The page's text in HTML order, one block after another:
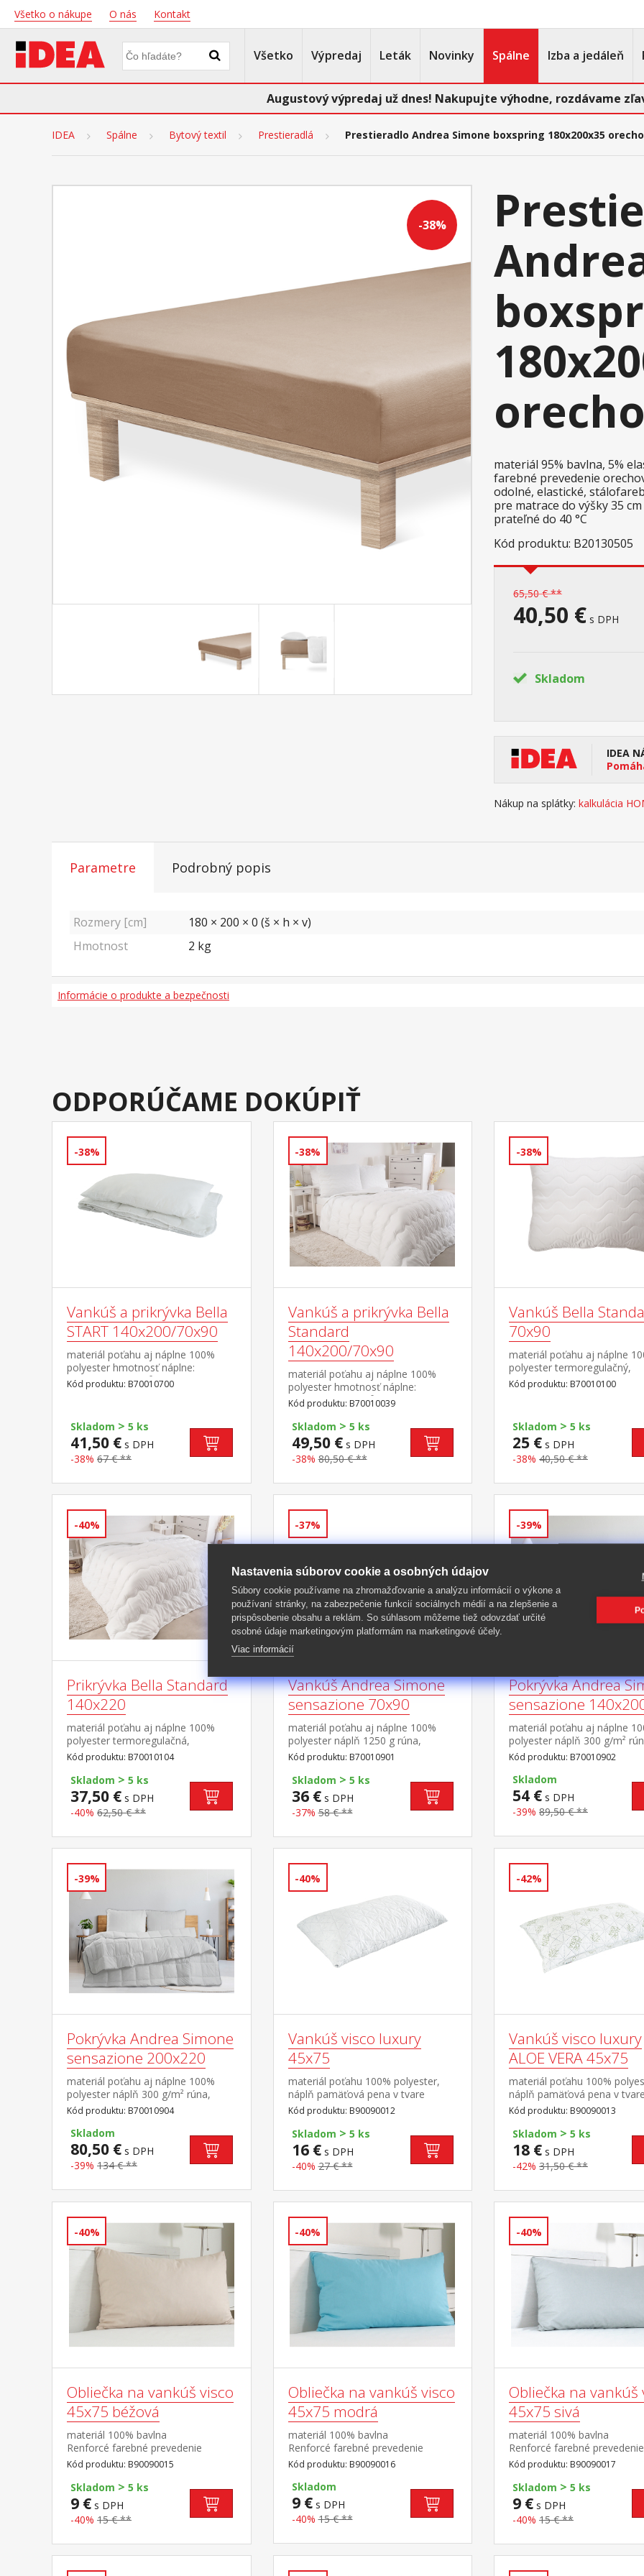
Všetko o nákupe O nás Kontakt
Všetko Výpredaj Leták Novinky Spálne Izba a jedáleň
Augustový výpredaj už dnes! Nakupujte výhodne, rozdávame
IDEA Spálne Bytový textil Prestieradlá Prestieradlo Andrea Simone boxspring 180x200x35
-38%
materiál 95% bavlna, 5%
farebné prevedenie
odolné, elastické,
pre matrace do výšky 35 cm
prateľné do 40 °C
Kód produktu: B20130505
65,50 € **
40,50 € s DPH
Skladom
IDEA
Nákup na splátky: kalkulácia
Parametre Podrobný popis
Rozmery [cm]
180 × 200 × 0 (š × h × v)
Hmotnost
2 kg
Informácie o produkte a bezpečnosti
ODPORÚČAME DOKÚPIŤ
-38%
Vankúš a prikrývka Bella
START 140x200/70x90
materiál poťahu aj náplne 100%
polyester hmotnosť náplne:
prikrývka 200 g/m², vankúš: cca 850
g rozmery: prikrývka 140 × 200 cm,
antibakteriálne, vhodné pre
alergikov prikrývka je elegantne
prešitá prateľné do 60 °C
Kód produktu: B70010700
Skladom > 5 ks
41,50 € s DPH
-38% 67 € **
-38%
Vankúš a prikrývka Bella
Standard
140x200/70x90
materiál poťahu aj náplne 100%
polyester hmotnosť náplne:
prikrývka 200 g/m², vankúš: cca
1000 g rozmery: prikrývka 140 × 200
cm, vankúš 70 × 90
cm termoregulačné, antibakteriálne,
vhodné pre alergikov prikrývka aj
vankúš sú elegantne
Kód produktu: B70010039
Skladom > 5 ks
49,50 €s DPH
-38% 80,50 € **
-38%
Vankúš Bella
70x90
materiál poťahu aj náplne
polyester termoregulačný,
antibakteriálny, vhodný pre
alergikov elegantne prešitý
Kód produktu: B70010100
Skladom > 5 ks
25 € s DPH
-38% 40,50 € **
-40%
Prikrývka Bella Standard
140x220
materiál poťahu aj náplne 100%
polyester termoregulačná,
antibakteriálna, vhodná pre
alergikov elegantne prešitá prateľná
do 60 °C
Kód produktu: B70010104
Skladom > 5 ks
37,50 € s DPH
-40% 62,50 € **
-37%
Vankúš Andrea Simone
sensazione 70x90
materiál poťahu aj náplne 100%
polyester náplň 1250 g rúna,
regulovateľný obsah elegantne
prešitý poťah na zips
Kód produktu: B70010901
Skladom > 5 ks
36 €s DPH
-37% 58 € **
-39%
Pokrývka Andrea
sensazione
materiál poťahu aj náplne
polyester náplň 300 g/m²
termoregulačná elegantne
poťah
Kód produktu: B70010902
Skladom
54 € s DPH
-39% 89,50 € **
-39%
Pokrývka Andrea Simone
sensazione 200x220
materiál poťahu aj náplne 100%
polyester náplň 300 g/m² rúna,
termoregulačná elegantne prešitý
poťah
Kód produktu: B70010904
Skladom
80,50 € s DPH
-39% 134 € **
-40%
Vankúš visco luxury
45x75
materiál poťahu 100% polyester,
náplň pamäťová pena v tvare
tyčiniek Viscolattice
MEMORY termosenzitívny, tvarová
pamäť, elegantne prešitý
poťah prateľný do 30 °C
Kód produktu: B90090012
Skladom > 5 ks
16 €s DPH
-40% 27 € **
-42%
Vankúš visco luxury
ALOE VERA 45x75
materiál poťahu 100%
náplň pamäťová pena v
tyčiniek Viscolattice
MEMORY termosenzitívny,
pamäť, elegantne prešitý
ALOE VERA prateľný do 30
Kód produktu: B90090013
Skladom > 5 ks
18 € s DPH
-42% 31,50 € **
-40%
Obliečka na vankúš visco
45x75 béžová
materiál 100% bavlna
Renforcé farebné prevedenie
béžová prateľný do 60 °C
Kód produktu: B90090015
Skladom > 5 ks
9 € s DPH
-40% 15 € **
-40%
Obliečka na vankúš visco
45x75 modrá
materiál 100% bavlna
Renforcé farebné prevedenie
modrá prateľný do 60 °C
Kód produktu: B90090016
Skladom
9 €s DPH
-40% 15 € **
-40%
Obliečka na vankúš
45x75 sivá
materiál 100% bavlna
Renforcé farebné prevedenie
sivá prateľný do 60 °C
Kód produktu: B90090017
Skladom > 5 ks
9 € s DPH
-40% 15 € **
Nastavenia súborov cookie a osobných údajov
Súbory cookie používame na zhromažďovanie a analýzu informácií o výkone a
používaní stránky, na zabezpečenie funkcií sociálnych médií a na zlepšenie a
prispôsobenie obsahu a reklám. So súhlasom môžeme tiež odovzdať určité
osobné údaje marketingovým platformám na marketingové účely.
Viac informácií